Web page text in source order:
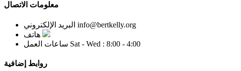
معلومات الاتصال
البريد الإلكتروني info@bertkelly.org
هاتف
ساعات العمل Sat - Wed : 8:00 - 4:00
روابط إضافية